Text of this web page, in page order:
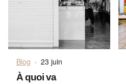
Blog · 23 juin
À quoi va